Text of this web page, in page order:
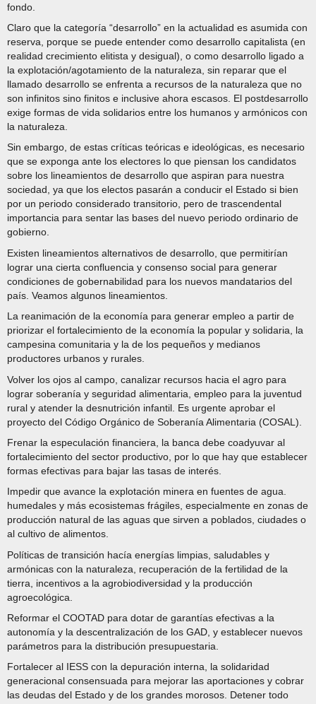
fondo.
Claro que la categoría “desarrollo” en la actualidad es asumida con
reserva, porque se puede entender como desarrollo capitalista (en
realidad crecimiento elitista y desigual), o como desarrollo ligado a
la explotación/agotamiento de la naturaleza, sin reparar que el
llamado desarrollo se enfrenta a recursos de la naturaleza que no
son infinitos sino finitos e inclusive ahora escasos. El postdesarrollo
exige formas de vida solidarios entre los humanos y armónicos con
la naturaleza.
Sin embargo, de estas críticas teóricas e ideológicas, es necesario
que se exponga ante los electores lo que piensan los candidatos
sobre los lineamientos de desarrollo que aspiran para nuestra
sociedad, ya que los electos pasarán a conducir el Estado si bien
por un periodo considerado transitorio, pero de trascendental
importancia para sentar las bases del nuevo periodo ordinario de
gobierno.
Existen lineamientos alternativos de desarrollo, que permitirían
lograr una cierta confluencia y consenso social para generar
condiciones de gobernabilidad para los nuevos mandatarios del
país. Veamos algunos lineamientos.
La reanimación de la economía para generar empleo a partir de
priorizar el fortalecimiento de la economía la popular y solidaria, la
campesina comunitaria y la de los pequeños y medianos
productores urbanos y rurales.
Volver los ojos al campo, canalizar recursos hacia el agro para
lograr soberanía y seguridad alimentaria, empleo para la juventud
rural y atender la desnutrición infantil. Es urgente aprobar el
proyecto del Código Orgánico de Soberanía Alimentaria (COSAL).
Frenar la especulación financiera, la banca debe coadyuvar al
fortalecimiento del sector productivo, por lo que hay que establecer
formas efectivas para bajar las tasas de interés.
Impedir que avance la explotación minera en fuentes de agua.
humedales y más ecosistemas frágiles, especialmente en zonas de
producción natural de las aguas que sirven a poblados, ciudades o
al cultivo de alimentos.
Políticas de transición hacía energías limpias, saludables y
armónicas con la naturaleza, recuperación de la fertilidad de la
tierra, incentivos a la agrobiodiversidad y la producción
agroecológica.
Reformar el COOTAD para dotar de garantías efectivas a la
autonomía y la descentralización de los GAD, y establecer nuevos
parámetros para la distribución presupuestaria.
Fortalecer al IESS con la depuración interna, la solidaridad
generacional consensuada para mejorar las aportaciones y cobrar
las deudas del Estado y de los grandes morosos. Detener todo